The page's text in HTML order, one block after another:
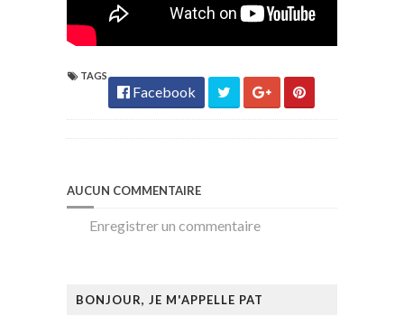
TAGS
Facebook
AUCUN COMMENTAIRE
Enregistrer un commentaire
BONJOUR, JE M'APPELLE PAT